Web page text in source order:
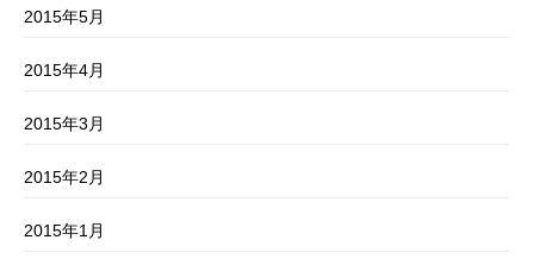
2015年5月
2015年4月
2015年3月
2015年2月
2015年1月